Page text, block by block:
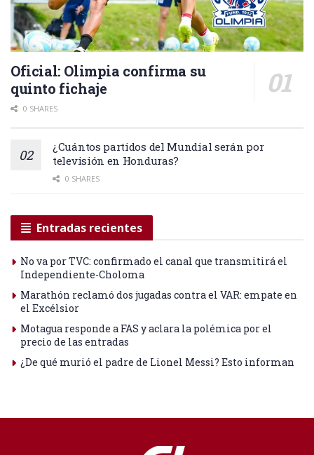
Oficial: Olimpia confirma su
quinto fichaje
0 SHARES
¿Cuántos partidos del Mundial serán por
televisión en Honduras?
0 SHARES
Entradas recientes
No va por TVC: confirmado el canal que transmitirá el
Independiente-Choloma
Marathón reclamó dos jugadas contra el VAR: empate en
el Excélsior
Motagua responde a FAS y aclara la polémica por el
precio de las entradas
¿De qué murió el padre de Lionel Messi? Esto informan